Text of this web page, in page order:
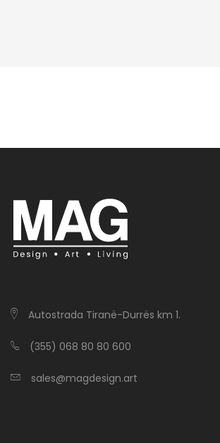
Autostrada Tiranë-Durrës km 1.
(355) 068 80 80 600
sales@magdesign.art